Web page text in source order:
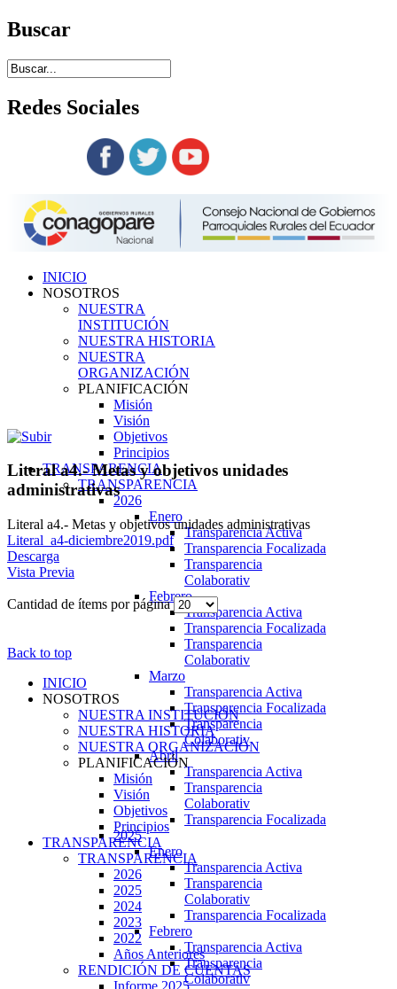
Buscar
Redes Sociales
INICIO
NOSOTROS
NUESTRA
INSTITUCIÓN
NUESTRA HISTORIA
NUESTRA
ORGANIZACIÓN
PLANIFICACIÓN
Misión
Visión
Objetivos
Principios
TRANSPARENCIA
TRANSPARENCIA
2026
Enero
Transparencia Activa
Transparencia Focalizada
Transparencia
Colaborativ
Febrero
Transparencia Activa
Transparencia Focalizada
Transparencia
Colaborativ
Marzo
Transparencia Activa
Transparencia Focalizada
Transparencia
Colaborativ
Abril
Transparencia Activa
Transparencia
Colaborativ
Transparencia Focalizada
2025
Enero
Transparencia Activa
Transparencia
Colaborativ
Transparencia Focalizada
Febrero
Transparencia Activa
Transparencia
Colaborativ
Literal a4.- Metas y objetivos unidades
administrativas
Literal a4.- Metas y objetivos unidades administrativas
Literal_a4-diciembre2019.pdf
Descarga
Vista Previa
Cantidad de ítems por página
Back to top
INICIO
NOSOTROS
NUESTRA INSTITUCIÓN
NUESTRA HISTORIA
NUESTRA ORGANIZACIÓN
PLANIFICACIÓN
Misión
Visión
Objetivos
Principios
TRANSPARENCIA
TRANSPARENCIA
2026
2025
2024
2023
2022
Años Anteriores
RENDICIÓN DE CUENTAS
Informe 2025